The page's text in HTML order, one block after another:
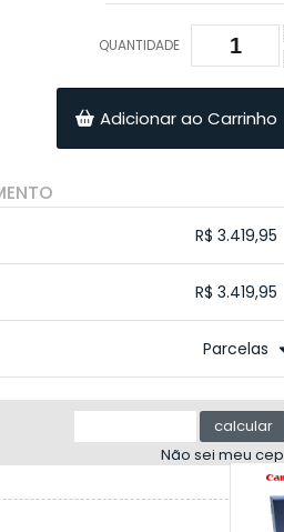
QUANTIDADE
Adicionar ao Carrinho
R$ 3.419,95
R$ 3.419,95
Parcelas
.
.
.
calcular
Não sei meu cep